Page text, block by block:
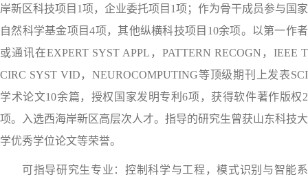
岸新区科技项目1项，企业委托项目1项；作为骨干成员参与国家
自然科学基金项目4项，其他纵横科技项目10余项。以第一作者
或通讯在EXPERT SYST APPL，PATTERN RECOGN，IEEE T
CIRC SYST VID，NEUROCOMPUTING等顶级期刊上发表SCI
学术论文10余篇，授权国家发明专利6项，获得软件著作版权2
项。入选西海岸新区高层次人才。指导的研究生曾获山东科技大
学优秀学位论文等荣誉。
可指导研究生专业：控制科学与工程，模式识别与智能系